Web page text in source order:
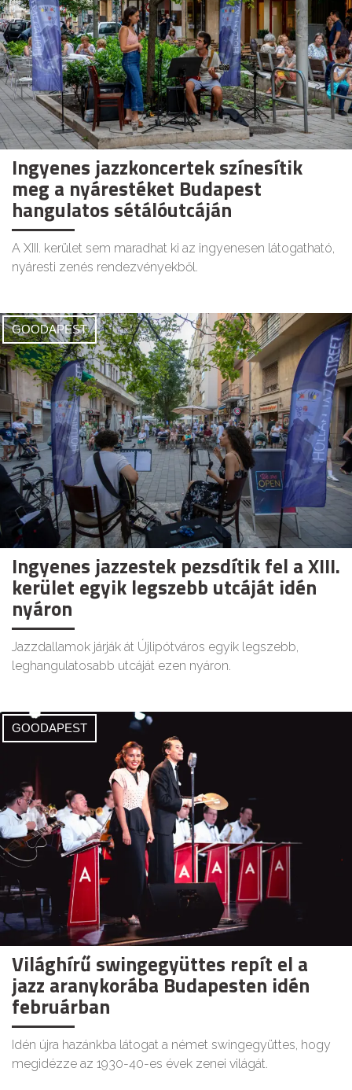
Ingyenes jazzkoncertek színesítik
meg a nyárestéket Budapest
hangulatos sétálóutcáján
A XIII. kerület sem maradhat ki az ingyenesen látogatható,
nyáresti zenés rendezvényekből.
GOODAPEST
Ingyenes jazzestek pezsdítik fel a XIII.
kerület egyik legszebb utcáját idén
nyáron
Jazzdallamok járják át Újlipótváros egyik legszebb,
leghangulatosabb utcáját ezen nyáron.
GOODAPEST
Világhírű swingegyüttes repít el a
jazz aranykorába Budapesten idén
februárban
Idén újra hazánkba látogat a német swingegyüttes, hogy
megidézze az 1930-40-es évek zenei világát.